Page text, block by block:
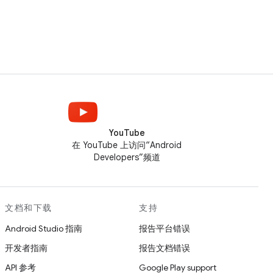
YouTube
在 YouTube 上访问“Android
Developers”频道
文档和下载
Android Studio 指南
开发者指南
API 参考
支持
报告平台错误
报告文档错误
Google Play support